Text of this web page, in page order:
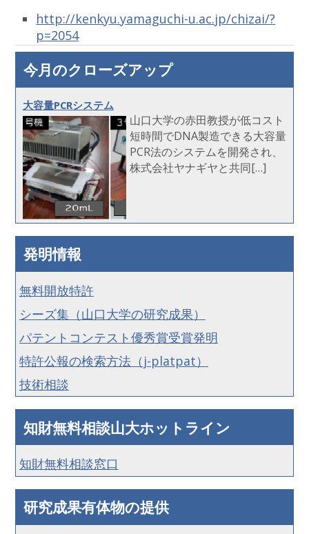
http://kenkyu.yamaguchi-u.ac.jp/chizai/?
p=2054
今月のクローズアップ
大容量PCRシステム
山口大学の赤田教授が低コスト
短時間でDNA製造できる大容量
PCR法のシステムを開発され、
株式会社ヤナギヤと共同[…]
発明情報
無料開放特許
シーズ集（山口大学の研究成果）
パテントコンテスト優秀賞受賞発明
特許公報の検索方法（j-platpat）
技術相談
知財無料相談山大ホットライン
知財無料相談窓口
研究成果有体物の提供